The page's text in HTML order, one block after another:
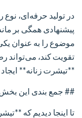
در تولید حرفه‌ای،
پیشنهادی همگی بر
موضوع را به عنوان
تقویت کند، می‌تواند
**تیشرت زنانه** ایجاد
## جمع بندی این
تا اینجا دیدیم که